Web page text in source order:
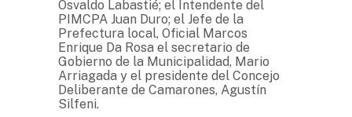
Osvaldo Labastié; el Intendente del
PIMCPA Juan Duro; el Jefe de la
Prefectura local, Oficial Marcos
Enrique Da Rosa el secretario de
Gobierno de la Municipalidad, Mario
Arriagada y el presidente del Concejo
Deliberante de Camarones, Agustín
Silfeni.